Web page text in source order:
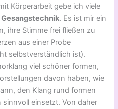
Körperarbeit gebe ich viele
. Es ist mir ein
ihre Stimme frei fließen zu
aus einer Probe
selbstverständlich ist).
viel schöner formen,
davon haben, wie
den Klang rund formen
sinnvoll einsetzt. Von daher